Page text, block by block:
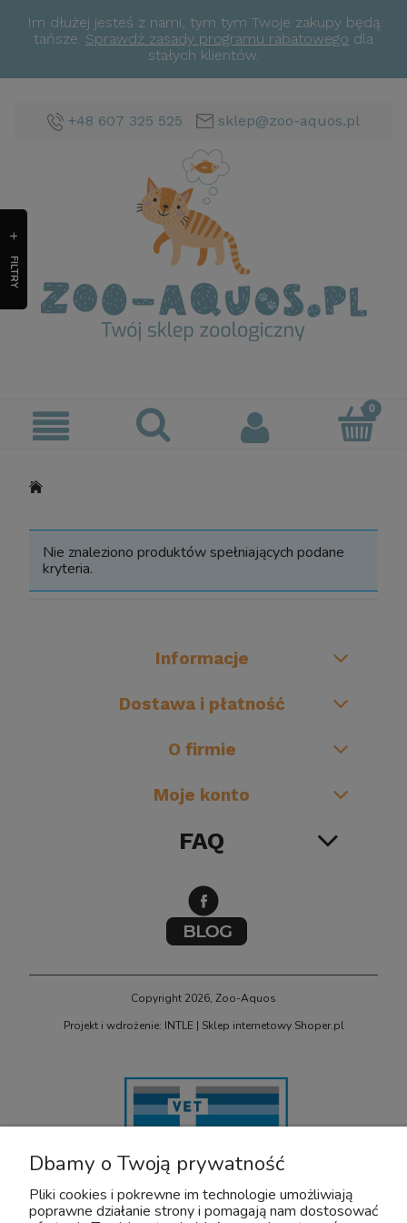
Im dłużej jesteś z nami, tym tym Twoje zakupy będą
tańsze. Sprawdź zasady programu rabatowego dla
stałych klientów.
+48 607 325 525 sklep@zoo-aquos.pl
FILTRY
Nie znaleziono produktów spełniających podane
kryteria.
Informacje
Dostawa i płatność
O firmie
Moje konto
FAQ
Copyright 2026, Zoo-Aquos
Projekt i wdrożenie: INTLE| Sklep internetowy Shoper.pl
Dbamy o Twoją prywatność
Pliki cookies i pokrewne im technologie umożliwiają
poprawne działanie strony i pomagają nam dostosować